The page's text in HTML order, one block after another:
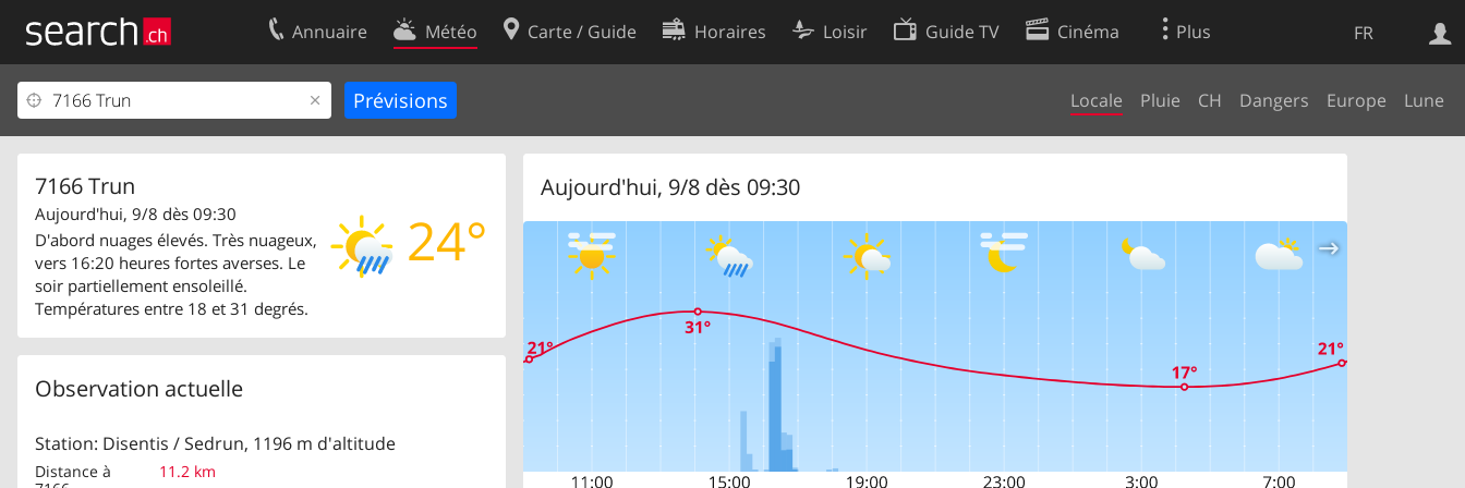
FR
Annuaire Météo Carte / Guide Horaires Loisir Guide TV Cinéma Plus
Locale Pluie CH Dangers Europe Lune
7166 Trun
24°
Aujourd'hui, 9/8 dès 09:30
D'abord nuages élevés. Très nuageux,
vers 16:20 heures fortes averses. Le
soir partiellement ensoleillé.
Températures entre 18 et 31 degrés.
Observation actuelle
Station: Disentis / Sedrun, 1196 m d'altitude
Distance à
11.2 km
Aujourd'hui, 9/8 dès 09:30
Web
Votre inscription
Centre clients
Contact
Conditions d’utilisation
Préférences de cookies